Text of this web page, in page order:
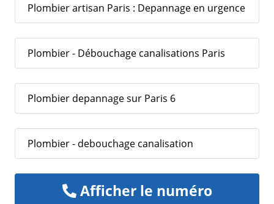
Plombier artisan Paris : Depannage en urgence
Plombier - Débouchage canalisations Paris
Plombier depannage sur Paris 6
Plombier - debouchage canalisation
Afficher le numéro